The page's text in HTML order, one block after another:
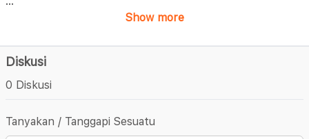
Show more
Diskusi
0 Diskusi
Tanyakan / Tanggapi Sesuatu